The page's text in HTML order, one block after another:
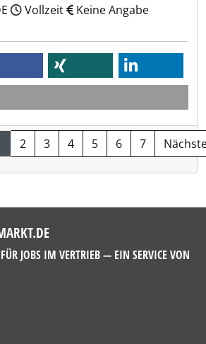
Vollzeit Keine Angabe
2 3 4 5 6 7
JOBS IM VERTRIEB — EIN SERVICE VON